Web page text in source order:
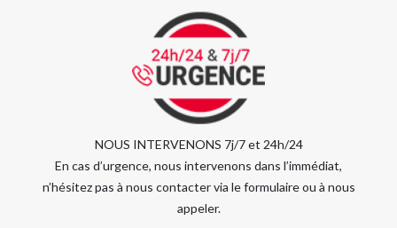
NOUS INTERVENONS 7j/7 et 24h/24
En cas d’urgence, nous intervenons dans l’immédiat,
n’hésitez pas à nous contacter via le formulaire ou à nous
appeler.